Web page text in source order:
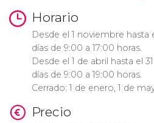
Horario
Desde el 1 noviembre hasta
días de 9:00 a 17:00 horas.
Desde el 1 de abril hasta el
días de 9:00 a 19:00 horas.
Cerrado: 1 de enero, 1 de
Precio